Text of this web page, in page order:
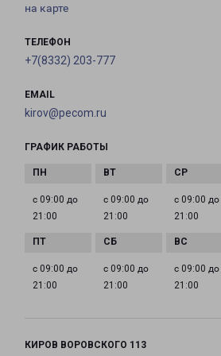
на карте
ТЕЛЕФОН
+7(8332) 203-777
EMAIL
kirov@pecom.ru
ГРАФИК РАБОТЫ
с 09:00 до
21:00
с 09:00 до
21:00
с 09:00 до
21:00
с 09:00 до
21:00
с 09:00 до
21:00
с 09:00 до
21:00
КИРОВ ВОРОВСКОГО 113